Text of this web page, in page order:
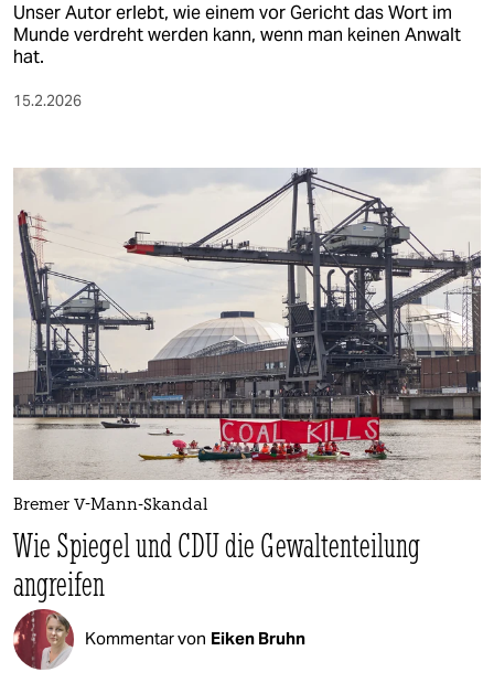
shop
abo
genossenschaft
epaper login
Unser Autor erlebt, wie einem vor Gericht das Wort im
Munde verdreht werden kann, wenn man keinen Anwalt
hat.
15.2.2026
Bremer V-Mann-Skandal
Wie Spiegel und CDU die Gewaltenteilung
angreifen
Kommentar von Eiken Bruhn